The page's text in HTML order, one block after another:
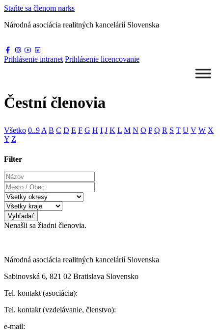
Staňte sa členom narks
Národná asociácia realitných kancelárií Slovenska
Prihlásenie intranet Prihlásenie licencovanie
Čestní členovia
Všetko 0..9 A B C D E F G H I J K L M N O P Q R S T U V W X
Y Z
Filter
Názov
Mesto
/
Obec
Vyhľadať
Nenašli sa žiadni členovia.
Národná asociácia realitných kancelárií Slovenska
Sabinovská 6, 821 02 Bratislava Slovensko
Tel. kontakt (asociácia):
Tel. kontakt (vzdelávanie, členstvo):
e-mail: